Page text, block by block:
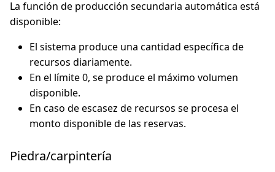
La función de producción secundaria automática está
disponible:
El sistema produce una cantidad específica de
recursos diariamente.
En el límite 0, se produce el máximo volumen
disponible.
En caso de escasez de recursos se procesa el
monto disponible de las reservas.
Piedra/carpintería